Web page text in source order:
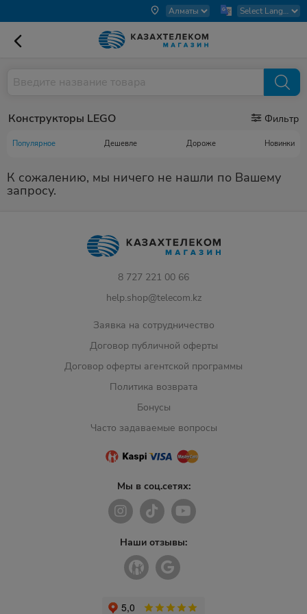
Конструкторы LEGO Фильтр
Популярное Дешевле Дороже Новинки
К сожалению, мы ничего не нашли по Вашему
запросу.
8 727 221 00 66
help.shop@telecom.kz
Заявка на сотрудничество
Договор публичной оферты
Договор оферты агентской программы
Политика возврата
Бонусы
Часто задаваемые вопросы
Мы в соц.сетях:
Наши отзывы: